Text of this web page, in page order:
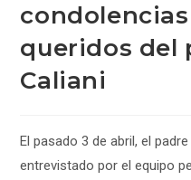
queridos del
Caliani
El pasado 3 de abril, el
entrevistado por el equipo